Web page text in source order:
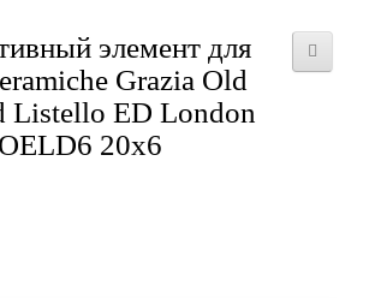
элемент для
Grazia Old
Listello ED London
OELD6 20x6